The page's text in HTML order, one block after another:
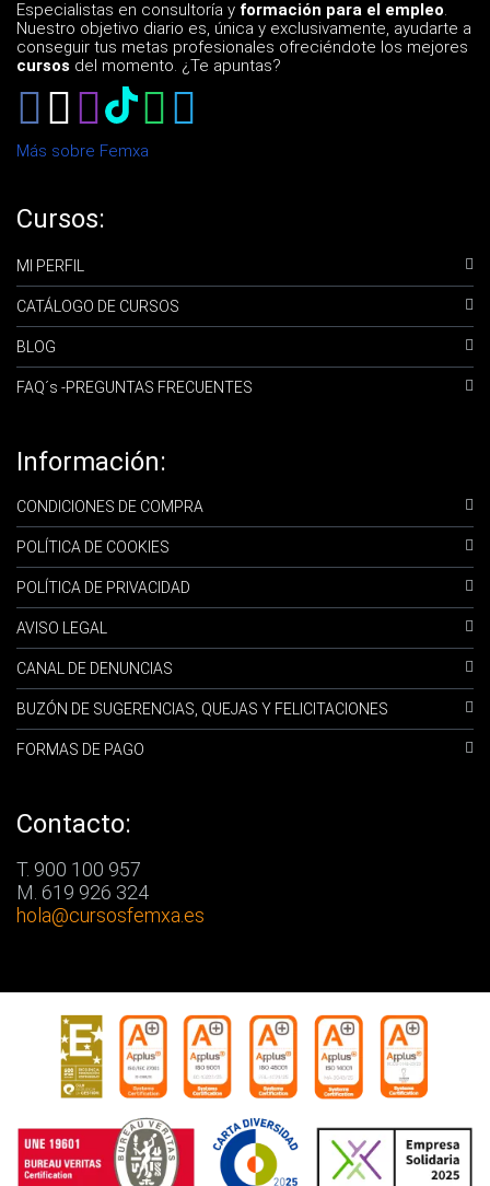
Especialistas en consultoría y formación para el empleo
Nuestro objetivo diario es, única y exclusivamente, ayudarte a
conseguir tus metas profesionales ofreciéndote los mejores
cursos del momento. ¿Te apuntas?
Más sobre Femxa
Cursos:
MI PERFIL
CATÁLOGO DE CURSOS
BLOG
FAQ´s -PREGUNTAS FRECUENTES
Información:
CONDICIONES DE COMPRA
POLÍTICA DE COOKIES
POLÍTICA DE PRIVACIDAD
AVISO LEGAL
CANAL DE DENUNCIAS
BUZÓN DE SUGERENCIAS, QUEJAS Y FELICITACIONES
FORMAS DE PAGO
Contacto:
T. 900 100 957
M. 619 926 324
hola@cursosfemxa.es